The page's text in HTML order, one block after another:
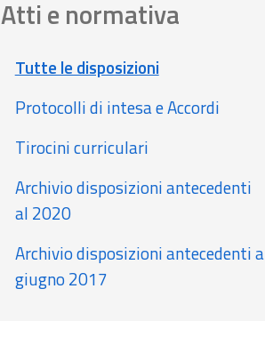
Atti e normativa
Tutte le disposizioni
Protocolli di intesa e Accordi
Tirocini curriculari
Archivio disposizioni antecedenti
al 2020
Archivio disposizioni antecedenti a
giugno 2017